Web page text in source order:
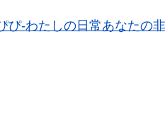
ぴ-わたしの日常あなたの